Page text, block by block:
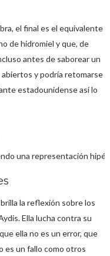
el final es el equivalente
de hidromiel y que, de
antes de saborear un
y podría retomarse
estadounidense así lo
una representación
la reflexión sobre los
Ella lucha contra su
ella no es un error, que
es un fallo como otros